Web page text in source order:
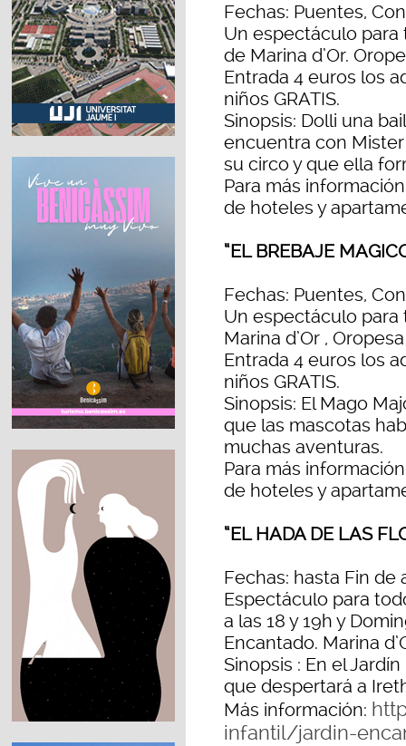
Fechas: Puentes,
Un espectáculo para
de Marina d’Or.
Entrada 4 euros los
niños GRATIS.
Sinopsis: Dolli una
encuentra con
su circo y que ella
Para más
de hoteles y
“EL BREBAJE
Fechas: Puentes,
Un espectáculo para
Marina d’Or , Oropesa
Entrada 4 euros los
niños GRATIS.
Sinopsis: El Mago
que las mascotas
muchas aventuras.
Para más
de hoteles y
“EL HADA DE LAS
Fechas: hasta Fin de
Espectáculo para
a las 18 y 19h y
Encantado. Marina
Sinopsis : En el
que despertará a
Más información:
infantil/jardin-